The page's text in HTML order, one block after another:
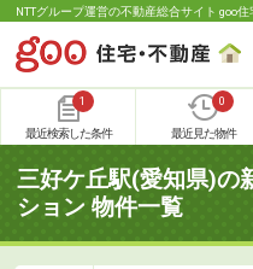
NTTグループ運営の不動産総合サイト goo
1
最近検索した条件
0
最近見た物件
三好ケ丘駅(愛知県)の
ション 物件一覧